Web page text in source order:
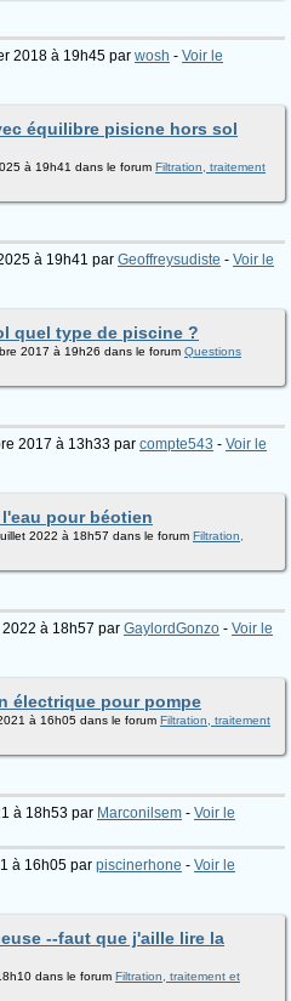
2018 à 19h45 par wosh - Voir le
équilibre pisicne hors sol
à 19h41 dans le forum Filtration, traitement
à 19h41 par Geoffreysudiste - Voir le
quel type de piscine ?
2017 à 19h26 dans le forum Questions
2017 à 13h33 par compte543 - Voir le
pour béotien
2022 à 18h57 dans le forum Filtration,
à 18h57 par GaylordGonzo - Voir le
électrique pour pompe
à 16h05 dans le forum Filtration, traitement
à 18h53 par Marconilsem - Voir le
à 16h05 par piscinerhone - Voir le
--faut que j'aille lire la
dans le forum Filtration, traitement et